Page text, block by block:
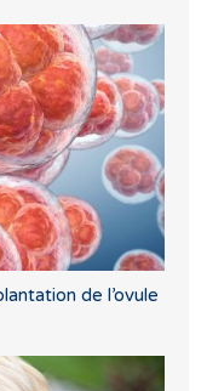
de l’ovule